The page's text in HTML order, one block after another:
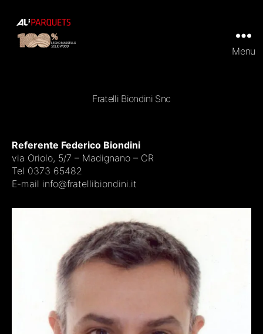
legno
massello
Menu
Fratelli Biondini Snc
Referente Federico Biondini
via Oriolo, 5/7 – Madignano – CR
Tel 0373 65482
E-mail info@fratellibiondini.it